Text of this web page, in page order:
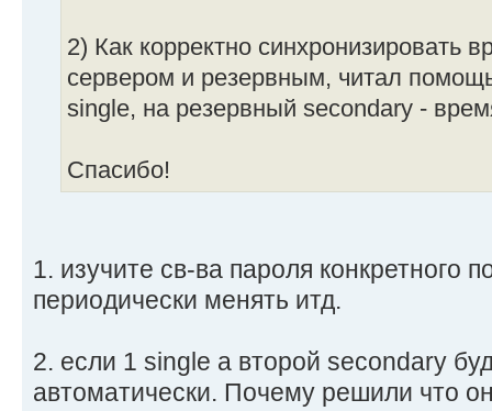
2) Как корректно синхронизировать
сервером и резервным, читал
single, на резервный secondary -
Спасибо!
1. изучите св-ва пароля конкретного
периодически менять итд.
2. если 1 single а второй secondary
автоматически. Почему решили что